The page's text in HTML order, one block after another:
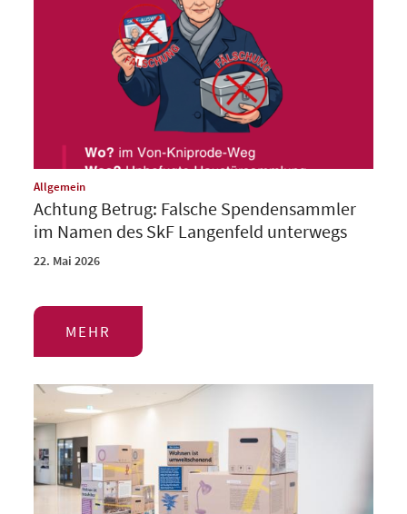
Allgemein:
Achtung Betrug: Falsche Spendensammler
im Namen des SkF Langenfeld unterwegs
22. Mai 2026
MEHR